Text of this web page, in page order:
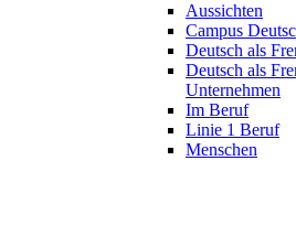
Aussichten
Campus
Deutsch als
Deutsch als
Unternehmen
Im Beruf
Linie 1 Beruf
Menschen